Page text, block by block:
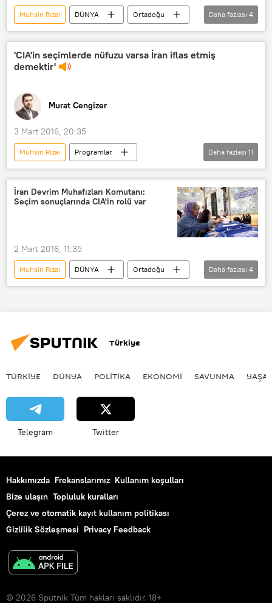
Muhsin Rızai DÜNYA
Ortadoğu
Haberler
İran
Suriye
Fetih Ordusu
Daha fazlası 4
'CIA'in seçimlerde nüfuzu varsa İran iflas etmiş
demektir'
Murat Cengizer
3 Mart 2016, 20:35
Muhsin Rızai
Programlar
Günaydın Türkiye
Haberler
RADYO
İran
Hasan Ruhani
Muhammed Cevad Zarif
Ortadoğu Stratejik Araştırmalar Merkezi (ORSAM)
Daha fazlası 11
İran Devrim Muhafızları Komutanı:
Seçim sonuçlarında CIA'in rolü var
2 Mart 2016, 11:35
Muhsin Rızai DÜNYA
Ortadoğu
Haberler
İran
CIA
Daha fazlası 4
Türkiye
TÜRKIYE DÜNYA POLİTİKA EKONOMİ SAVUNMA
Telegram Twitter
Hakkımızda Frekanslarımız Kullanım koşulları
Bize ulaşın Topluluk kuralları
Çerez ve otomatik kayıt kullanım politikası
Gizlilik Sözleşmesi Privacy Feedback
© 2026 Sputnik Tüm hakları saklıdır. 18+